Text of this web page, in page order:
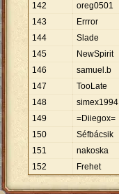
142
oreg0501
143
Errror
144
Slade
145
NewSpirit
146
samuel.b
147
TooLate
148
simex1994
149
=Diiegox=
150
Séfbácsik
151
nakoska
152
Frehet